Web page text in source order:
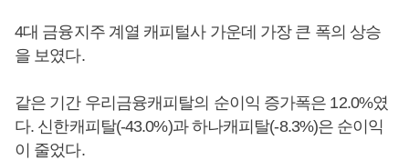
4대 금융지주 계열 캐피털사 가운데 가장 큰 폭의 상승
을 보였다.
같은 기간 우리금융캐피탈의 순이익 증가폭은 12.0%였
다. 신한캐피탈(-43.0%)과 하나캐피탈(-8.3%)은 순이익
이 줄었다.